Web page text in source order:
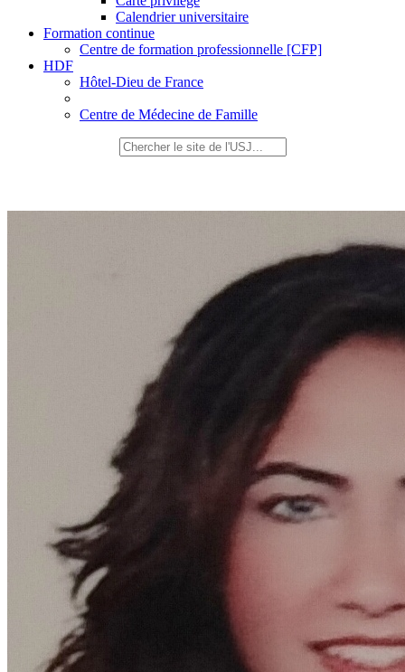
Calendrier universitaire
Formation continue
Centre de formation professionnelle [CFP]
HDF
Hôtel-Dieu de France
Centre de Médecine de Famille